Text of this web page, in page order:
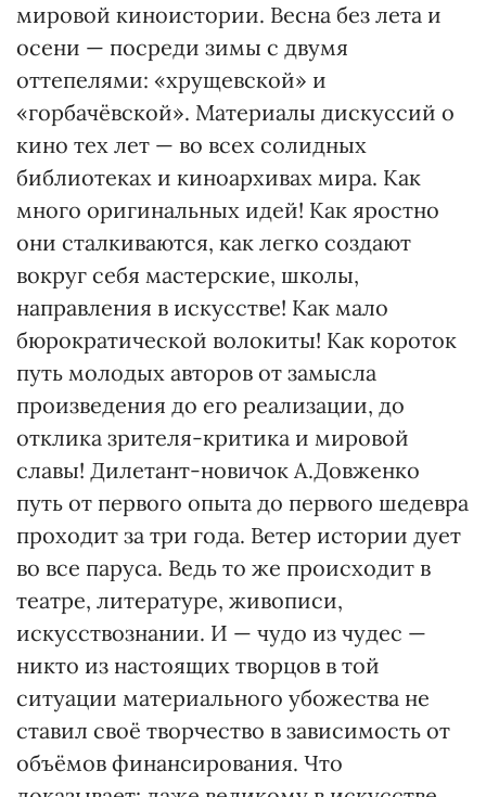
мировой киноистории. Весна без лета и
осени — посреди зимы с двумя
оттепелями: «хрущевской» и
«горбачёвской». Материалы дискуссий о
кино тех лет — во всех солидных
библиотеках и киноархивах мира. Как
много оригинальных идей! Как яростно
они сталкиваются, как легко создают
вокруг себя мастерские, школы,
направления в искусстве! Как мало
бюрократической волокиты! Как короток
путь молодых авторов от замысла
произведения до его реализации, до
отклика зрителя-критика и мировой
славы! Дилетант-новичок А.Довженко
путь от первого опыта до первого шедевра
проходит за три года. Ветер истории дует
во все паруса. Ведь то же происходит в
театре, литературе, живописи,
искусствознании. И — чудо из чудес —
никто из настоящих творцов в той
ситуации материального убожества не
ставил своё творчество в зависимость от
объёмов финансирования. Что